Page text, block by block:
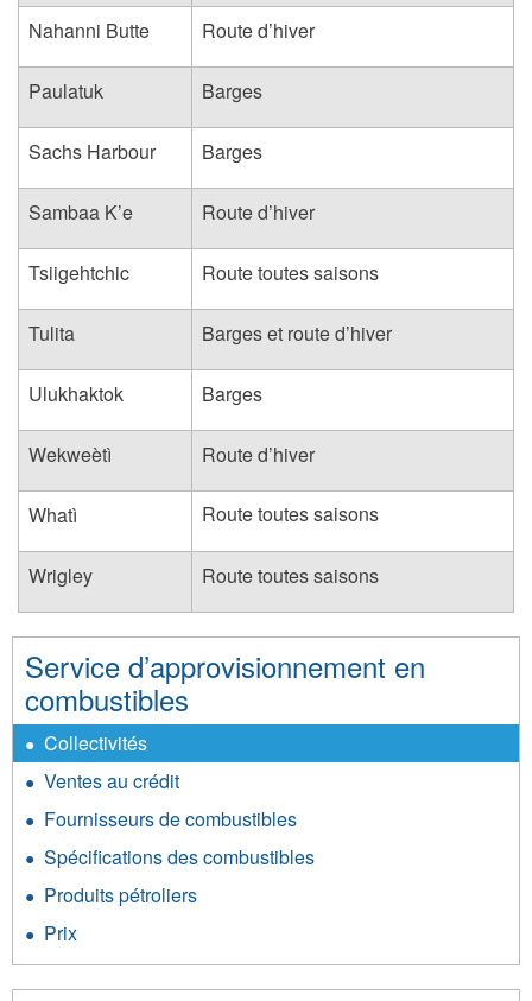
Nahanni Butte Route d’hiver
Paulatuk Barges
Sachs Harbour Barges
Sambaa K’e Route d’hiver
Tsiigehtchic Route toutes saisons
Tulita Barges et route d’hiver
Ulukhaktok Barges
Wekweètì Route d’hiver
Whatì Route toutes saisons
Wrigley Route toutes saisons
Service d’approvisionnement en
combustibles
Collectivités
Ventes au crédit
Fournisseurs de combustibles
Spécifications des combustibles
Produits pétroliers
Prix